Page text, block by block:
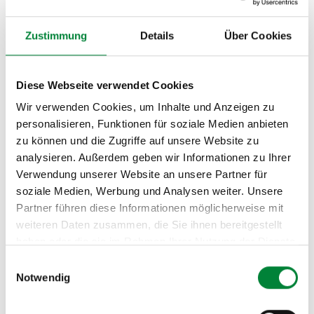
Zustimmung Details Über Cookies
Diese Webseite verwendet Cookies
Wir verwenden Cookies, um Inhalte und Anzeigen zu
personalisieren, Funktionen für soziale Medien anbieten
zu können und die Zugriffe auf unsere Website zu
analysieren. Außerdem geben wir Informationen zu Ihrer
Verwendung unserer Website an unsere Partner für
soziale Medien, Werbung und Analysen weiter. Unsere
Partner führen diese Informationen möglicherweise mit
weiteren Daten zusammen, die Sie ihnen bereitgestellt
Notwendig
mit Strong Partners ab
Spezial-Formate für jede
Zielgruppe
Nicht jede Zielgruppe hat die gleichen Bedürfnisse.
Deshalb bieten wir spezifische Formate: UnsereAzubi-
Workshopswie „Next Chapter!" oder der
Zuckerfallen-Workshop sprechen gezielt junge
Menschen an und vermitteln Gesundheitskompetenz
von Anfang an. Für
gibt es Trainings zu